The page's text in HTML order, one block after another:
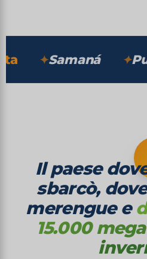
Samaná
Il paese
sbarcò,
merengue e
15.000